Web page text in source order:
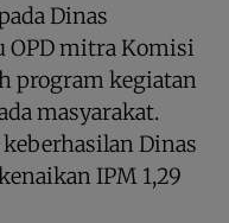
Dinas
OPD mitra Komisi
program kegiatan
masyarakat.
Dinas
IPM 1,29